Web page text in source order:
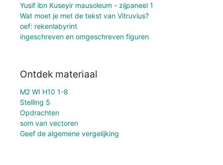
Yusif ibn Kuseyir mausoleum - zijpaneel 1
Wat moet je met de tekst van Vitruvius?
oef: rekenlabyrint
ingeschreven en omgeschreven figuren
Ontdek materiaal
M2 WI H10 1-8
Stelling 5
Opdrachten
som van vectoren
Geef de algemene vergelijking